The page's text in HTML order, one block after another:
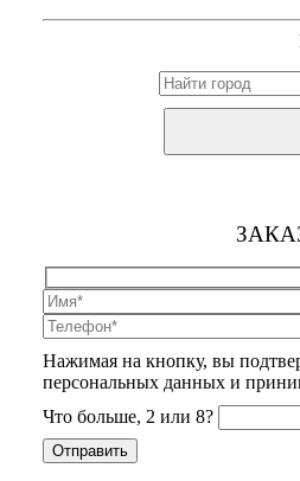
Нажимая на кнопку, вы
персональных данных и
Что больше, 2 или 8?